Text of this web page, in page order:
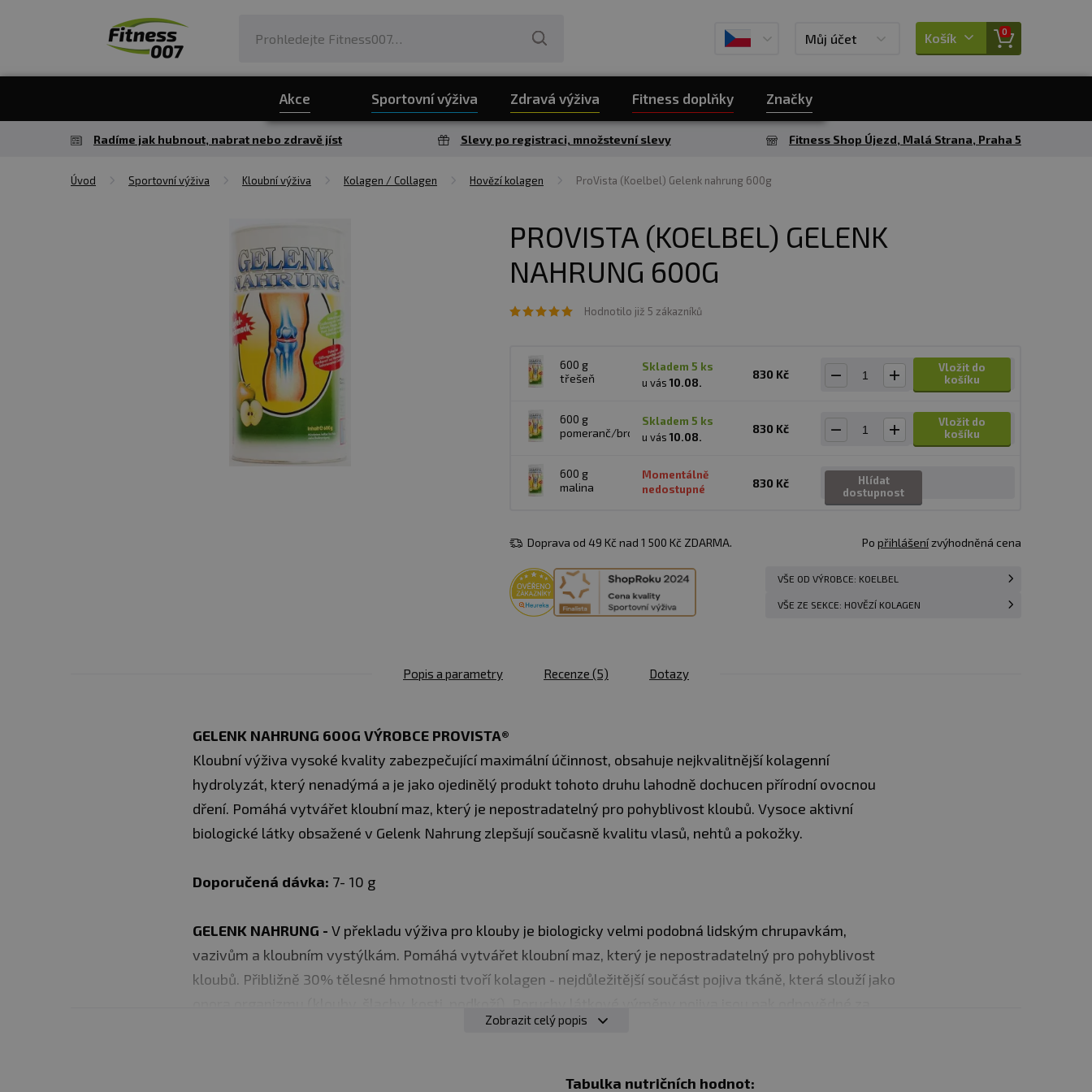
Můj účet Košík 0
Akce Sportovní výživa Zdravá výživa Fitness doplňky Značky
Radíme jak hubnout, nabrat nebo zdravě jíst Slevy po registraci, množstevní slevy Fitness Shop Újezd, Malá Strana, Praha 5
Úvod Sportovní výživa Kloubní výživa Kolagen / Collagen Hovězí kolagen ProVista (Koelbel) Gelenk nahrung 600g
PROVISTA (KOELBEL) GELENK
NAHRUNG 600G
Hodnotilo již 5 zákazníků
600 g
třešeň
skladem 5 ks
u vás10.08.
830 Kč
Vložit do
košíku
600 g
pomeranč/broskev
skladem 5 ks
u vás10.08.
830 Kč
Vložit do
košíku
600 g
malina
Momentálně
nedostupné
830 Kč
Hlídat
dostupnost
Doprava od 49 Kč nad 1 500 Kč ZDARMA. Po přihlášenízvýhodněná cena
VŠE OD VÝROBCE: KOELBEL
VŠE ZE SEKCE: HOVĚZÍ KOLAGEN
Popis a parametry Recenze (5) Dotazy
GELENK NAHRUNG 600G VÝROBCE PROVISTA®
Kloubní výživa vysoké kvality zabezpečující maximální účinnost, obsahuje nejkvalitnější kolagenní
hydrolyzát, který nenadýmá a je jako ojedinělý produkt tohoto druhu lahodně dochucen přírodní ovocnou
dření. Pomáhá vytvářet kloubní maz, který je nepostradatelný pro pohyblivost kloubů. Vysoce aktivní
biologické látky obsažené v Gelenk Nahrung zlepšují současně kvalitu vlasů, nehtů a pokožky.
Doporučená dávka: 7- 10 g
GELENK NAHRUNG - V překladu výživa pro klouby je biologicky velmi podobná lidským chrupavkám,
vazivům a kloubním vystýlkám. Pomáhá vytvářet kloubní maz, který je nepostradatelný pro pohyblivost
kloubů. Přibližně 30% tělesné hmotnosti tvoří kolagen - nejdůležitější součást pojiva tkáně, která slouží jako
mnohé chorobné stavy, jako je předčasné opotřebování kloubů, páteře, meziobratlových destiček, snížení
vypadávání vlasů. Látky, obsažené ve výživě nastoupily již také jako účinný pomocník při terapii
Zobrazit celý popis
Tabulka nutričních hodnot: